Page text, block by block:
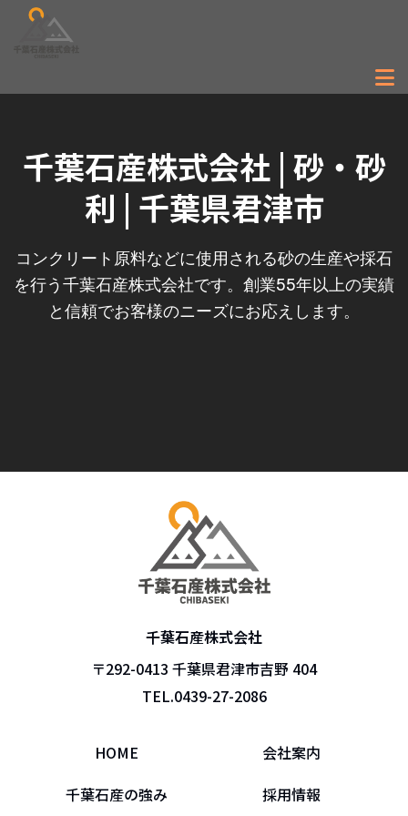
千葉石産株式会社 | 砂・砂
利 | 千葉県君津市
コンクリート原料などに使用される砂の生産や採石
を行う千葉石産株式会社です。創業55年以上の実績
と信頼でお客様のニーズにお応えします。
千葉石産株式会社
〒292-0413 千葉県君津市吉野 404
TEL.0439-27-2086
HOME
千葉石産の強み
会社案内
採用情報